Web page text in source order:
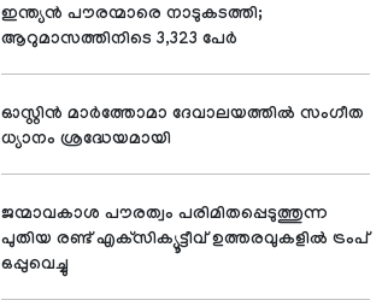
ഇന്ത്യന്‍ പൗരന്മാരെ നാടുകടത്തി;
ആറുമാസത്തിനിടെ 3,323 പേര്‍
ഓസ്റ്റിന്‍ മാര്‍ത്തോമാ ദേവാലയത്തില്‍ സംഗീത
ധ്യാനം ശ്രദ്ധേയമായി
ജന്മാവകാശ പൗരത്വം പരിമിതപ്പെടുത്തുന്ന
പുതിയ രണ്ട് എക്‌സിക്യൂട്ടീവ് ഉത്തരവുകളില്‍ ട്രംപ്
ഒപ്പുവെച്ചു